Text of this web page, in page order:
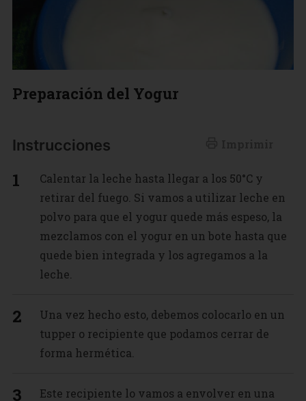
Preparación del Yogur
Instrucciones
Calentar la leche hasta llegar a los 50°C y
retirar del fuego. Si vamos a utilizar leche en
polvo para que el yogur quede más espeso, la
mezclamos con el yogur en un bote hasta que
quede bien integrada y los agregamos a la
leche.
Una vez hecho esto, debemos colocarlo en un
tupper o recipiente que podamos cerrar de
forma hermética.
Este recipiente lo vamos a envolver en una